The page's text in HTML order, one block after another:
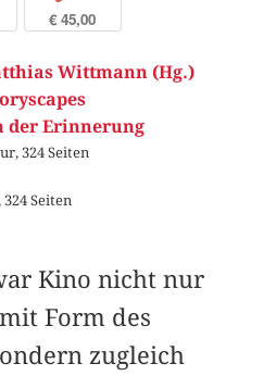
€ 45,00
Wittmann (Hg.)
der Erinnerung
324 Seiten
324 Seiten
Kino nicht nur
Form des
zugleich